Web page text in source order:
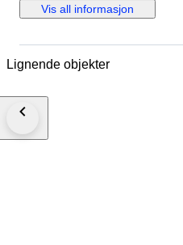
to 17.5-18 cm wrist approximately Clasp: Hidden Deployment Case Back:
Solid Condition: Worn & Very good
Box / No Paper (The box that
sure that the items finds you as soon
Vis all informasjon
Lignende objekter